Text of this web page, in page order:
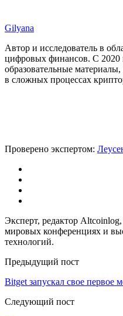
Gilyana
Автор и исследователь в
цифровых финансов. С 2020
образовательные материалы,
в сложных процессах
Проверено экспертом:
Эксперт, редактор
мировых конференциях и
технологий.
Предыдущий пост
Bitget запускал свое первое
Следующий пост